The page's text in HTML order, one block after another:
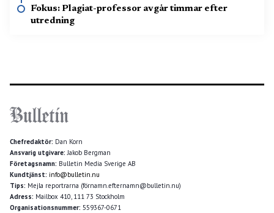
Fokus: Plagiat-professor avgår timmar efter
utredning
Chefredaktör: Dan Korn
Ansvarig utgivare:Jakob Bergman
Företagsnamn: Bulletin Media Sverige AB
Kundtjänst: info@bulletin.nu
Tips: Mejla reportrarna (förnamn.efternamn@bulletin.nu)
Adress: Mailbox 410, 111 73 Stockholm
Organisationsnummer: 559367-0671